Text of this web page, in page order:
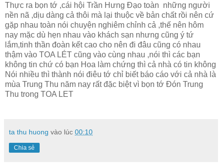
Thực ra bọn tớ ,cái hội Trần Hưng Đạo toàn những người
nền nã ,dịu dàng cả thôi mà lại thuộc về bản chất rồi nên cứ
gặp nhau toàn nói chuyện nghiêm chỉnh cả ,thế nên hôm
nay mặc dù hẹn nhau vào khách sạn nhưng cũng ý tứ
lắm,tinh thần đoàn kết cao cho nên đi đâu cũng có nhau
thậm vào TOA LÉT cũng vào cùng nhau ,nói thì các bạn
không tin chứ có bạn Hoa làm chứng thì cả nhà có tin không
Nói nhiều thì thành nói điêu tớ chỉ biết báo cáo với cả nhà là
mùa Trung Thu năm nay rất đặc biệt vì bọn tớ Đón Trung
Thu trong TOA LET
ta thu huong vào lúc 00:10
Chia sẻ